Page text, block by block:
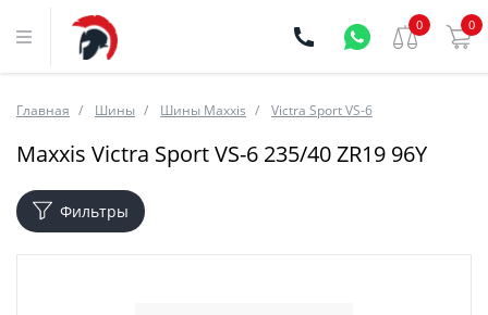
0 0
Главная Шины Шины Maxxis Victra Sport VS-6
Maxxis Victra Sport VS-6 235/40 ZR19 96Y
Фильтры